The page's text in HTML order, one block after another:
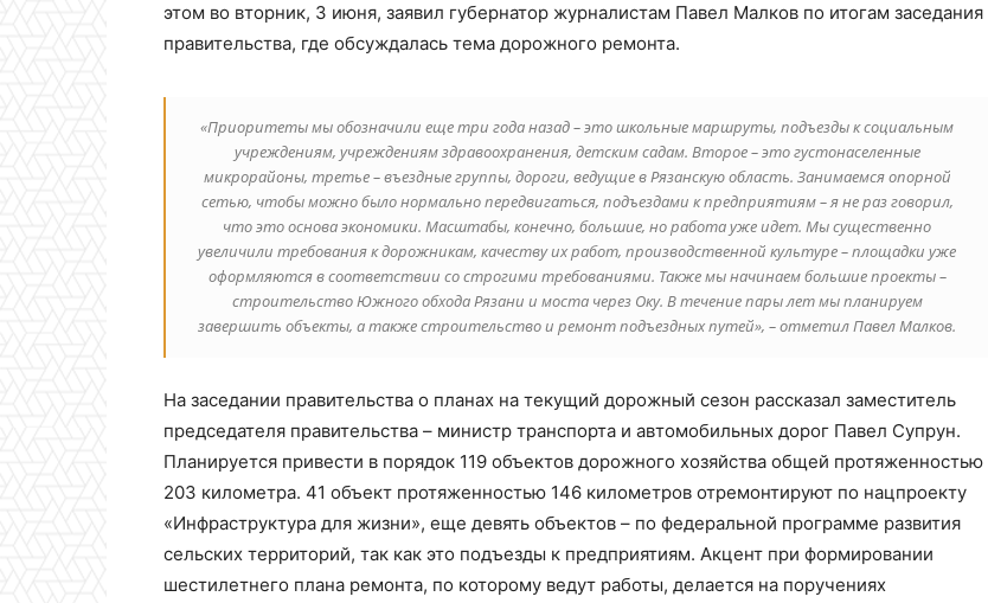
этом во вторник, 3 июня, заявил губернатор журналистам Павел Малков по итогам заседания
правительства, где обсуждалась тема дорожного ремонта.
«Приоритеты мы обозначили еще три года назад – это школьные маршруты, подъезды к социальным
учреждениям, учреждениям здравоохранения, детским садам. Второе – это густонаселенные
микрорайоны, третье – въездные группы, дороги, ведущие в Рязанскую область. Занимаемся опорной
сетью, чтобы можно было нормально передвигаться, подъездами к предприятиям – я не раз говорил,
что это основа экономики. Масштабы, конечно, большие, но работа уже идет. Мы существенно
увеличили требования к дорожникам, качеству их работ, производственной культуре – площадки уже
оформляются в соответствии со строгими требованиями. Также мы начинаем большие проекты –
строительство Южного обхода Рязани и моста через Оку. В течение пары лет мы планируем
завершить объекты, а также строительство и ремонт подъездных путей», – отметил Павел Малков.
На заседании правительства о планах на текущий дорожный сезон рассказал заместитель
председателя правительства – министр транспорта и автомобильных дорог Павел Супрун.
Планируется привести в порядок 119 объектов дорожного хозяйства общей протяженностью
203 километра. 41 объект протяженностью 146 километров отремонтируют по нацпроекту
«Инфраструктура для жизни», еще девять объектов – по федеральной программе развития
сельских территорий, так как это подъезды к предприятиям. Акцент при формировании
шестилетнего плана ремонта, по которому ведут работы, делается на поручениях